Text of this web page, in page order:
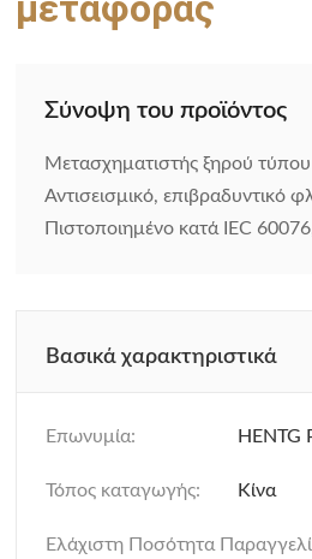
Σύνοψη του προϊόντος
Μετασχηματιστής ξηρού
Αντισεισμικό, επιβραδυντικό
Πιστοποιημένο κατά IEC
Βασικά χαρακτηριστικά
Επωνυμία: HENTG
Τόπος καταγωγής: Κίνα
Ελάχιστη Ποσότητα